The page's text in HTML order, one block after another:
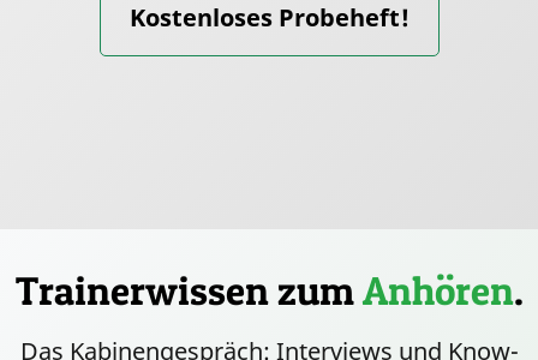
Kostenloses Probeheft!
Trainerwissen zumAnhören.
Das Kabinengespräch: Interviews und Know-